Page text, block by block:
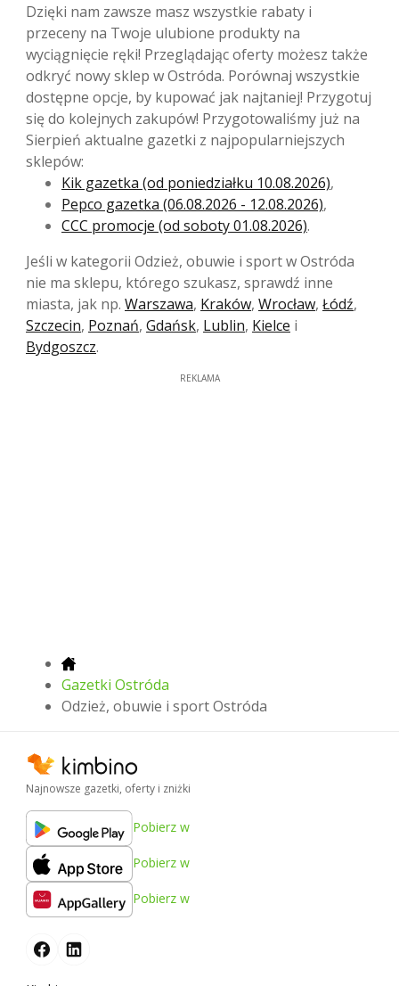
Dzięki nam zawsze masz wszystkie rabaty i
przeceny na Twoje ulubione produkty na
wyciągnięcie ręki! Przeglądając oferty możesz także
odkryć nowy sklep w Ostróda. Porównaj wszystkie
dostępne opcje, by kupować jak najtaniej! Przygotuj
się do kolejnych zakupów! Przygotowaliśmy już na
Sierpień aktualne gazetki z najpopularniejszych
sklepów:
Kik gazetka (od poniedziałku 10.08.2026),
Pepco gazetka (06.08.2026 - 12.08.2026),
CCC promocje (od soboty 01.08.2026).
Jeśli w kategorii Odzież, obuwie i sport w Ostróda
nie ma sklepu, którego szukasz, sprawdź inne
miasta, jak np. Warszawa, Kraków, Wrocław, Łódź,
Szczecin, Poznań, Gdańsk, Lublin, Kielce i
Bydgoszcz.
REKLAMA
Gazetki Ostróda
Odzież, obuwie i sport Ostróda
Najnowsze gazetki, oferty i zniżki
Pobierz w
Pobierz w
Pobierz w